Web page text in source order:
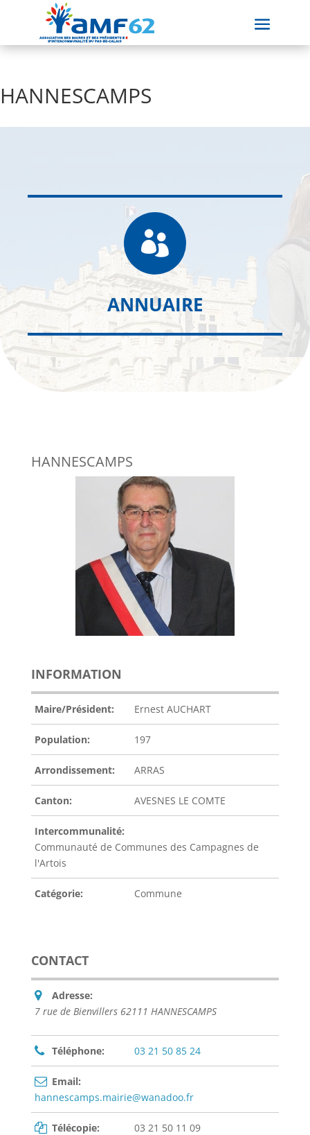
HANNESCAMPS

ANNUAIRE
HANNESCAMPS
INFORMATION
Maire/Président: Ernest AUCHART
Population: 197
Arrondissement: ARRAS
Canton: AVESNES LE COMTE
Intercommunalité:
Communauté de Communes des Campagnes de
l'Artois
Catégorie: Commune
CONTACT
Adresse:
7 rue de Bienvillers 62111 HANNESCAMPS
Téléphone: 03 21 50 85 24
Email:
hannescamps.mairie@wanadoo.fr
Télécopie: 03 21 50 11 09